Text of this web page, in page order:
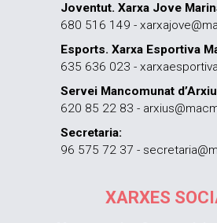
Joventut. Xarxa Jove
680 516 149 -
Esports. Xarxa Esportiva
635 636 023 -
Servei Mancomunat
620 85 22 83 -
Secretaria:
96 575 72 37 -
XARXES